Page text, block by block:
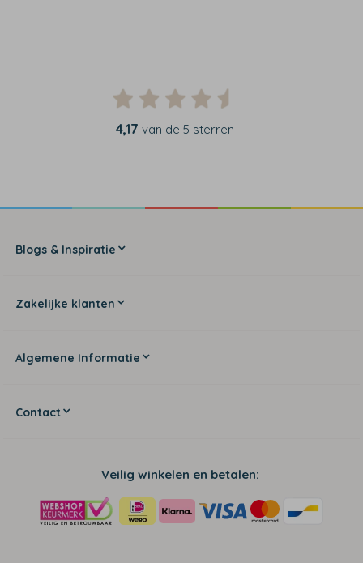
4,17 van de 5 sterren
Blogs & Inspiratie
Zakelijke klanten
Algemene Informatie
Contact
Veilig winkelen en betalen: